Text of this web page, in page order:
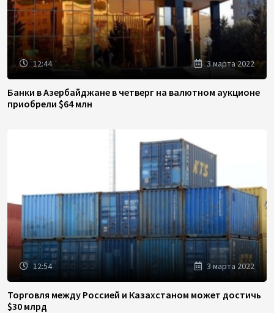
12:44 3 марта 2022
Банки в Азербайджане в четверг на валютном аукционе
приобрели $64 млн
12:54 3 марта 2022
Торговля между Россией и Казахстаном может достичь
$30 млрд